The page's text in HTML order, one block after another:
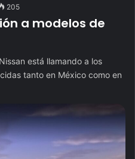
205
a modelos de
está llamando a los
tanto en México como en